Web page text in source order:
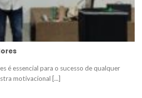
é essencial para o sucesso de qualquer
motivacional [...]